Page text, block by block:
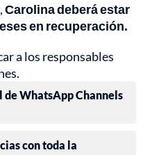
Carolina deberá estar
en recuperación.
a los responsables
de WhatsApp Channels
con toda la